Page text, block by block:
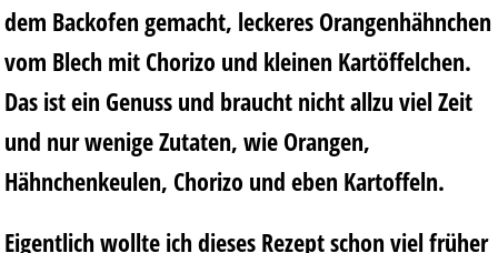
dem Backofen gemacht, leckeres Orangenhähnchen
vom Blech mit Chorizo und kleinen Kartöffelchen.
Das ist ein Genuss und braucht nicht allzu viel Zeit
und nur wenige Zutaten, wie Orangen,
Hähnchenkeulen, Chorizo und eben Kartoffeln.
Eigentlich wollte ich dieses Rezept schon viel früher